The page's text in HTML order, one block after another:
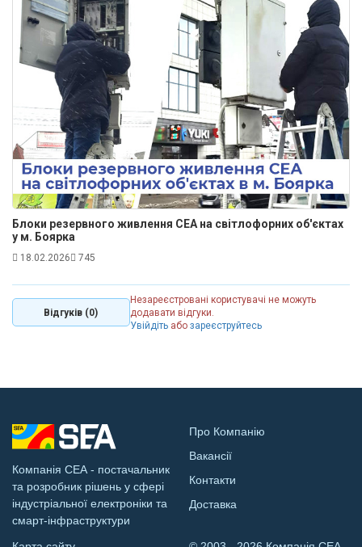
Блоки резервного живлення СЕА на світлофорних об'єктах
у м. Боярка
18.02.2026 745
Відгуків (0)
Незареєстровані користувачі не можуть
додавати відгуки.
Увійдітьабо зареєструйтесь
Компанія СЕА - постачальник
та розробник рішень у сфері
індустріальної електроніки та
смарт-інфраструктури
Про Компанію
Вакансії
Контакти
Доставка